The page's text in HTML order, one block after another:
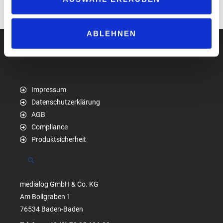
ABLEHNEN
www.ffs-team.de
Impressum
Datenschutzerklärung
AGB
Compliance
Produktsicherheit
Suchen
medialog GmbH & Co. KG
Am Bollgraben 1
76534 Baden-Baden